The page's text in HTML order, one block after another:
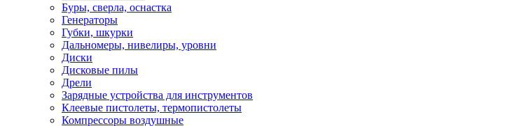
Буры, сверла, оснастка
Генераторы
Губки, шкурки
Дальномеры, нивелиры, уровни
Диски
Дисковые пилы
Дрели
Зарядные устройства для инструментов
Клеевые пистолеты, термопистолеты
Компрессоры воздушные